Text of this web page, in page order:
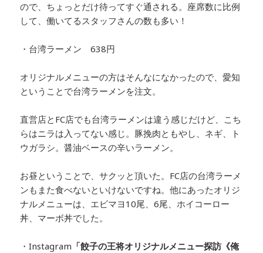
ので、ちょっとだけ待ってすぐ通される。座席数に比例
して、働いてるスタッフさんの数も多い！
・台湾ラーメン 638円
オリジナルメニューの方はそんなになかったので、愛知
ということで台湾ラーメンを注文。
直営店とFC店でも台湾ラーメンは違う感じだけど、こち
らはニラは入ってない感じ。豚挽肉ともやし、ネギ、ト
ウガラシ。醤油ベースの辛いラーメン。
お昼ということで、サクッと頂いた。FC店の台湾ラーメ
ンもまた食べないといけないですね。他にあったオリジ
ナルメニューは、エビマヨ10尾、6尾、ホイコーロー
丼、マーボ丼でした。
・Instagram 「餃子の王将オリジナルメニュー探訪 《俺